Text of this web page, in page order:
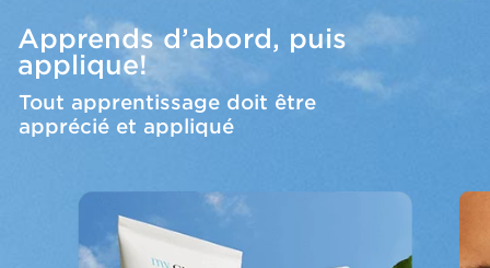
Apprends d’abord, puis
applique!
Tout apprentissage doit être
apprécié et appliqué